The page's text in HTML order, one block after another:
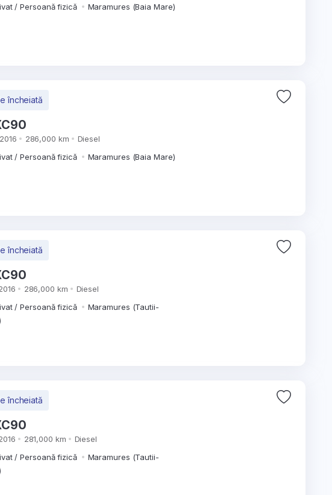
/ Persoană fizică
Maramures (Baia Mare)
încheiată
2016 286,000 km
Diesel
/ Persoană fizică
Maramures (Baia Mare)
încheiată
286,000 km
Diesel
/ Persoană fizică
Maramures (Tautii-
încheiată
281,000 km
Diesel
/ Persoană fizică
Maramures (Tautii-